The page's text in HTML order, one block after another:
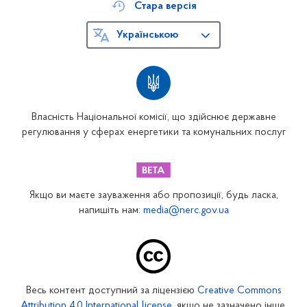
Власність Національної комісії, що здійснює державне
регулювання у сферах енергетики та комунальних послуг
Стара версія
Українською
Якщо ви маєте зауваження або пропозиції, будь ласка,
напишіть нам: media@nerc.gov.ua
Весь контент доступний за ліцензією Creative Commons